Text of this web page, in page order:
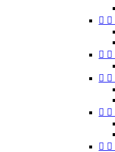
 
 
 
 
 